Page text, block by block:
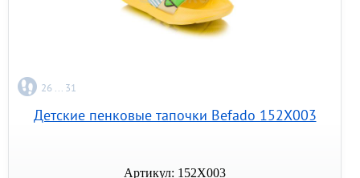
26 ... 31
Детские пенковые тапочки Befado 152X003
Артикул: 152X003